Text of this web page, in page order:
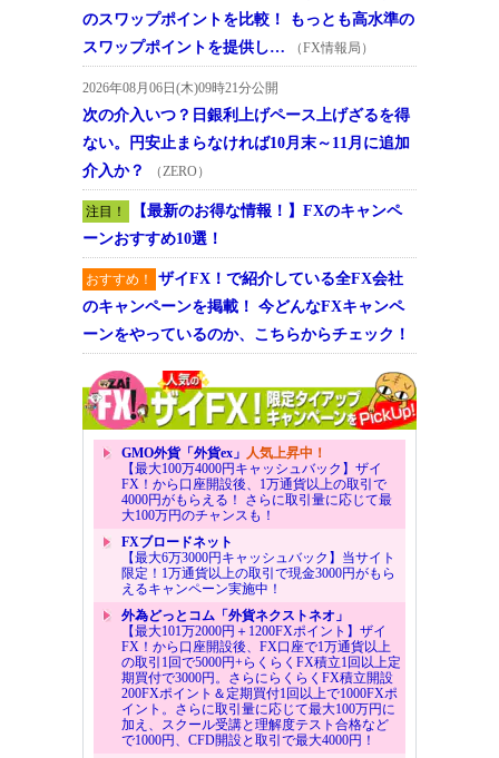
のスワップポイントを比較！ もっとも高水準の
スワップポイントを提供し…
（FX情報局）
2026年08月06日(木)09時21分公開
次の介入いつ？日銀利上げペース上げざるを得
ない。円安止まらなければ10月末～11月に追加
介入か？
（ZERO）
注目！
【最新のお得な情報！】FXのキャンペ
ーンおすすめ10選！
おすすめ！
ザイFX！で紹介している全FX会社
のキャンペーンを掲載！ 今どんなFXキャンペ
ーンをやっているのか、こちらからチェック！
GMO外貨「外貨ex」 人気上昇中！
【最大100万4000円キャッシュバック】ザイ
FX！から口座開設後、1万通貨以上の取引で
4000円がもらえる！ さらに取引量に応じて最
大100万円のチャンスも！
FXブロードネット
【最大6万3000円キャッシュバック】当サイト
限定！1万通貨以上の取引で現金3000円がもら
えるキャンペーン実施中！
外為どっとコム「外貨ネクストネオ」
【最大101万2000円＋1200FXポイント】ザイ
FX！から口座開設後、FX口座で1万通貨以上
の取引1回で5000円+らくらくFX積立1回以上定
期買付で3000円。さらにらくらくFX積立開設
200FXポイント＆定期買付1回以上で1000FXポ
イント。さらに取引量に応じて最大100万円に
加え、スクール受講と理解度テスト合格など
で1000円、CFD開設と取引で最大4000円！